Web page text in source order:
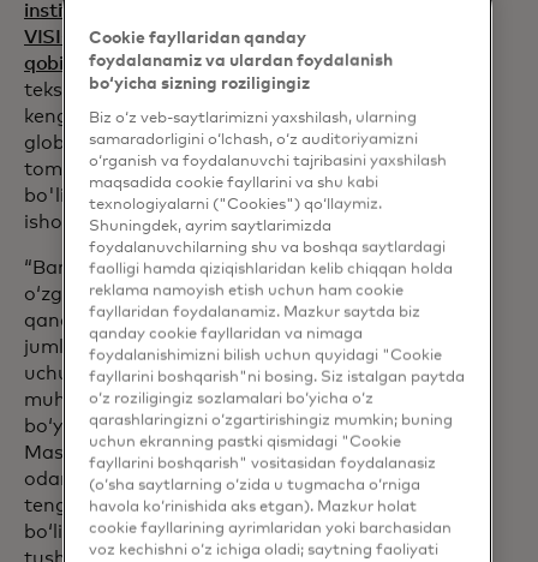
instituti
VISIONS/Xizmatlar ko'zi ojizlar va ko'rish
qobiliyati zaiflaropens in a new tab
tomonidan
tekshirilgan va tasdiqlangan. Karta
kengaytirilgan identifikatsiya sohasida
global yetakchi bo'lganIDEMIAopens in a new tab
tomonidan birgalikda ishlab chiqilgan
bo'lib, jismoniy va raqamli sohada
ishonchli yechimlarni taqdim etadi.
“Bank sohasi yangi tendentsiyalar va
oʻzgarishlarga javob berar ekan, har
qanday innovatsiya hamma uchun,
jumladan, koʻrish qobiliyati zaif odamlar
uchun ham taraqqiyot olib kelishi juda
muhim”, deydi RNIBning xizmatlar
boʻyicha direktori Devid Klark. “Biz
Mastercard koʻr va koʻrish qobiliyati zaif
odamlarning oʻz moliyaviy mablagʻlariga
teng va mustaqil kirish imkoniyatiga ega
boʻlishlari qanchalik muhimligini
Cookie fayllaridan qanday
foydalanamiz va ulardan foydalanish
bo‘yicha sizning roziligingiz
Biz o‘z veb-saytlarimizni yaxshilash, ularning
samaradorligini o‘lchash, o‘z auditoriyamizni
o‘rganish va foydalanuvchi tajribasini yaxshilash
maqsadida cookie fayllarini va shu kabi
texnologiyalarni ("Cookies") qo‘llaymiz.
Shuningdek, ayrim saytlarimizda
foydalanuvchilarning shu va boshqa saytlardagi
faolligi hamda qiziqishlaridan kelib chiqqan holda
reklama namoyish etish uchun ham cookie
fayllaridan foydalanamiz. Mazkur saytda biz
qanday cookie fayllaridan va nimaga
foydalanishimizni bilish uchun quyidagi "Cookie
fayllarini boshqarish"ni bosing. Siz istalgan paytda
o‘z roziligingiz sozlamalari bo‘yicha o‘z
qarashlaringizni o‘zgartirishingiz mumkin; buning
uchun ekranning pastki qismidagi "Cookie
fayllarini boshqarish" vositasidan foydalanasiz
(o‘sha saytlarning o‘zida u tugmacha o‘rniga
havola ko‘rinishida aks etgan). Mazkur holat
cookie fayllarining ayrimlaridan yoki barchasidan
voz kechishni o‘z ichiga oladi; saytning faoliyati